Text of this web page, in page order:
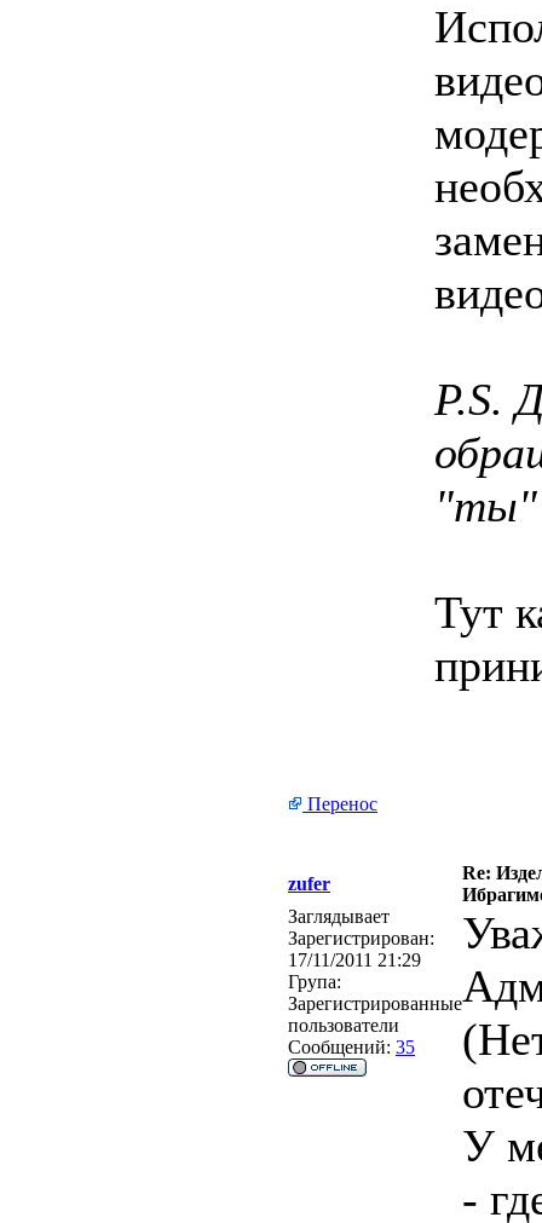
P.S.
"ты"
Тут
Перенос
zufer
Re:
Заглядывает
Зарегистрирован:
17/11/2011 21:29
Група:
Зарегистрированные
пользователи
Сообщений: 35
У
-